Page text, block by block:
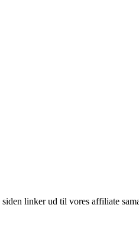
linker ud til vores affiliate